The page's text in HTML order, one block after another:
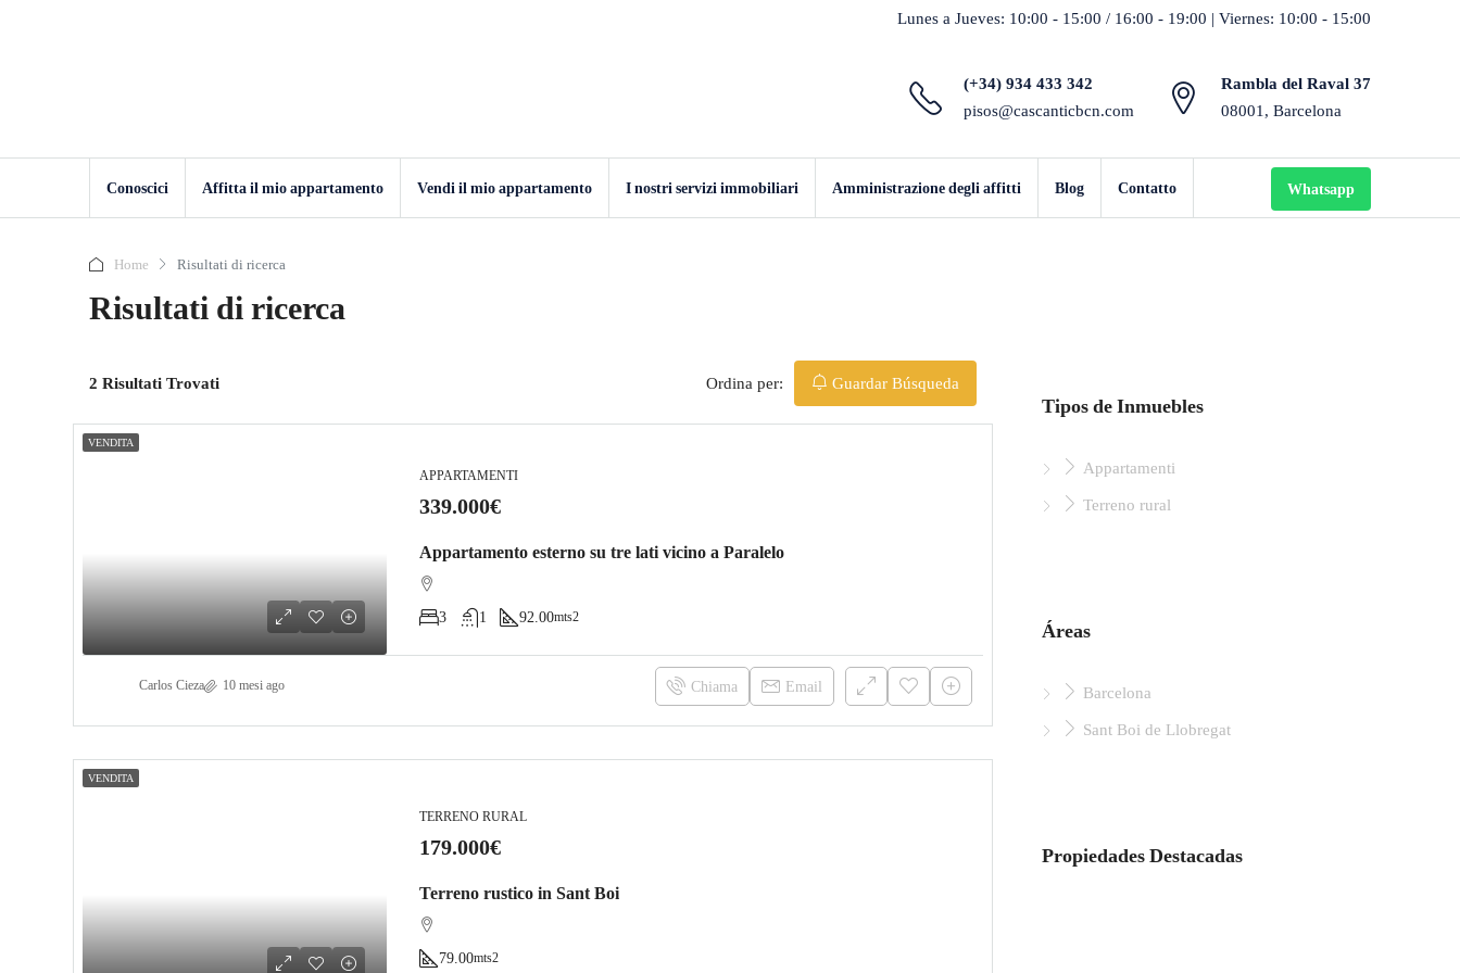
Lunes a Jueves: 10:00 - 15:00 / 16:00 - 19:00 | Viernes: 10:00 - 15:00
(+34) 934 433 342
pisos@cascanticbcn.com
Rambla del Raval 37
08001, Barcelona
Conoscici Affitta il mio appartamento Vendi il mio appartamento I nostri servizi immobiliari Amministrazione degli affitti Blog Contatto Whatsapp
Home Risultati di ricerca
Risultati di ricerca
2 Risultati Trovati Ordina per: Guardar Búsqueda
VENDITA
APPARTAMENTI
339.000€
Appartamento esterno su tre lati vicino a Paralelo
3 1 92.00mts2
Carlos Cieza 10 mesi ago Chiama Email
VENDITA
TERRENO RURAL
179.000€
Terreno rustico in Sant Boi
79.00mts2
Tipos de Inmuebles
Appartamenti
Terreno rural
Áreas
Barcelona
Sant Boi de Llobregat
Propiedades Destacadas